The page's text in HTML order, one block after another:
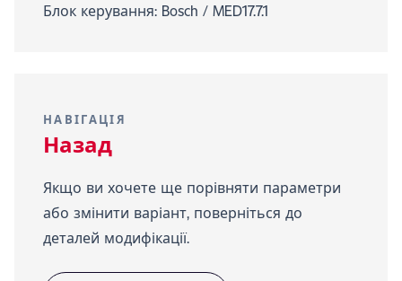
Блок керування: Bosch / MED17.7.1
НАВІГАЦІЯ
Назад
Якщо ви хочете ще порівняти параметри
або змінити варіант, поверніться до
деталей модифікації.